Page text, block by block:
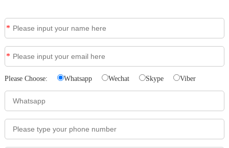
*
*
Please Choose: Whatsapp Wechat Skype Viber